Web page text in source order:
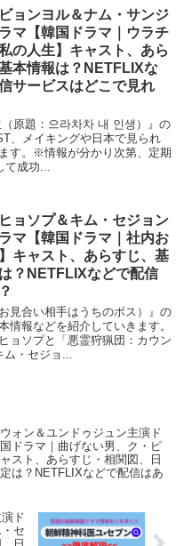
ョンヨル＆ナム・サンジ
マ【韓国ドラマ｜ウラチ
の人生】キャスト、あら
本情報は？NETFLIXな
サービスはどこで見れ
原題：으라차차 내 인생）』の
、メイキングや日本で見られ
す。※情報が分かり次第、定期
て成功...
ョソプ＆キム・セジョン
マ【韓国ドラマ｜社内お
キャスト、あらすじ、基
？NETFLIXなどで配信
見合い相手はうちのボス）』の
情報などを紹介していきます。
ョソプと「悪霊狩猟団：カウン
ム・セジョ...
ォン＆ユンドゥジュン主演ド
ドラマ｜曲げない男、ク・ピ
スト、あらすじ・相関図、日
は？NETFLIXなどで配信はあ
ド
セ